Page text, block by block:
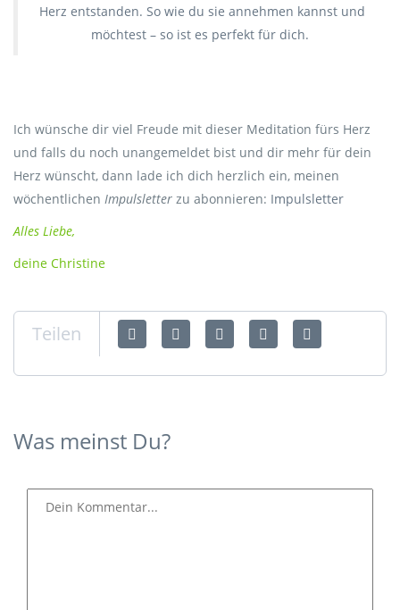
Herz entstanden. So wie du sie annehmen kannst und
möchtest – so ist es perfekt für dich.
Ich wünsche dir viel Freude mit dieser Meditation fürs Herz
und falls du noch unangemeldet bist und dir mehr für dein
Herz wünscht, dann lade ich dich herzlich ein, meinen
wöchentlichen Impulsletter zu abonnieren: Impulsletter
Alles Liebe,
deine Christine
Teilen
Was meinst Du?